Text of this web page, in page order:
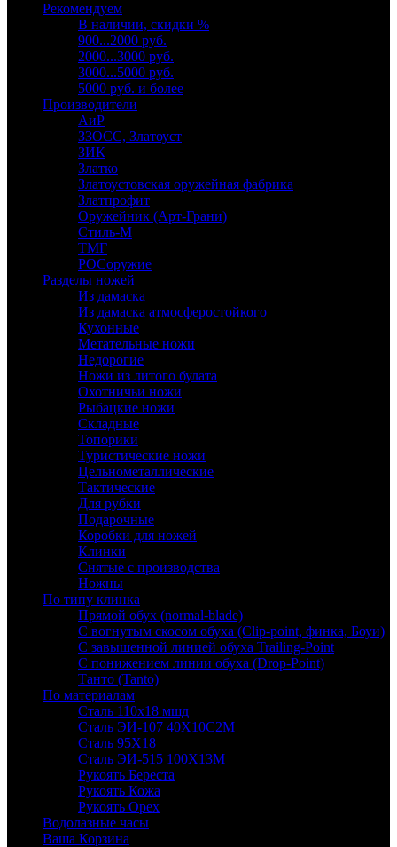
Рекомендуем
В наличии, скидки %
900...2000 руб.
2000...3000 руб.
3000...5000 руб.
5000 руб. и более
Производители
АиР
ЗЗОСС, Златоуст
ЗИК
Златко
Златоустовская оружейная фабрика
Златпрофит
Оружейник (Арт-Грани)
Стиль-М
ТМГ
РОСоружие
Разделы ножей
Из дамаска
Из дамаска атмосферостойкого
Кухонные
Метательные ножи
Недорогие
Ножи из литого булата
Охотничьи ножи
Рыбацкие ножи
Складные
Топорики
Туристические ножи
Цельнометаллические
Тактические
Для рубки
Подарочные
Коробки для ножей
Клинки
Снятые с производства
Ножны
По типу клинка
Прямой обух (normal-blade)
С вогнутым скосом обуха (Clip-point, финка, Боуи)
С завышенной линией обуха Trailing-Point
С понижением линии обуха (Drop-Point)
Танто (Tanto)
По материалам
Сталь 110х18 мшд
Сталь ЭИ-107 40Х10С2М
Сталь 95Х18
Сталь ЭИ-515 100Х13М
Рукоять Береста
Рукоять Кожа
Рукоять Орех
Водолазные часы
Ваша Корзина